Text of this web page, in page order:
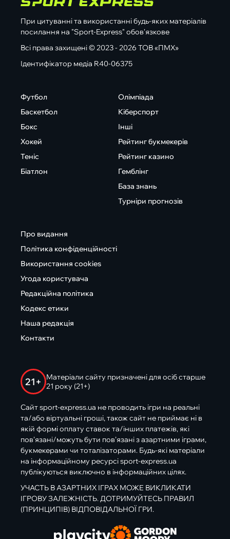
При цитуванні та використанні будь-яких матеріалів
посилання на "Sport-Express" обов'язкове
Всі права захищені © 2023 - 2026 ТОВ «ПМХ»
Ідентифікатор медіа R40-06375
Футбол
Баскетбол
Бокс
Хокей
Теніс
Біатлон
Олімпіада
Кіберспорт
Інші
Рейтинг букмекерів
Рейтинг казино
Гемблінг
База знань
Турніри прогнозів
Про видання
Політика конфіденційності
Використання cookies
Угода користувача
Редакційна політика
Кодекс етики
Наша редакція
Контакти
21+
Матеріали сайту призначені для осіб старше
21 року (21+)
Сайт sport-express.ua не проводить ігри на реальні
та/або віртуальні гроші, також сайт не приймає ні в
якій формі оплату ставок та/інших платежів, які
пов’язані/можуть бути пов’язані з азартними іграми,
букмекерами чи тоталізаторами. Будь-які матеріали
на інформаційному ресурсі sport-express.ua
публікуються виключно в інформаційних цілях.
УЧАСТЬ В АЗАРТНИХ ІГРАХ МОЖЕ ВИКЛИКАТИ
ІГРОВУ ЗАЛЕЖНІСТЬ. ДОТРИМУЙТЕСЬ ПРАВИЛ
(ПРИНЦИПІВ) ВІДПОВІДАЛЬНОЇ ГРИ.